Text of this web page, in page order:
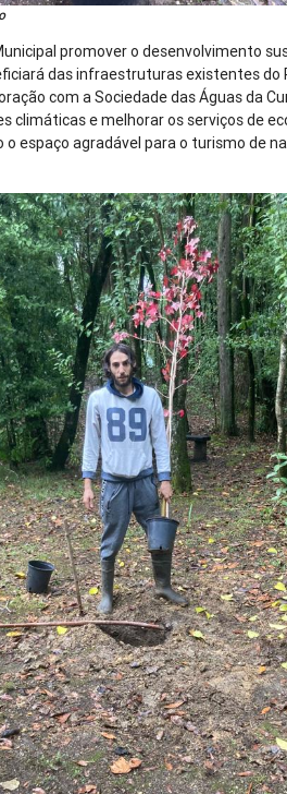
promover o desenvolvimento
das infraestruturas existentes do
com a Sociedade das Águas da
climáticas e melhorar os serviços de
o espaço agradável para o turismo de